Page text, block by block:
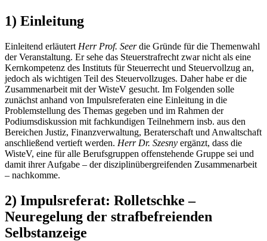
1) Einleitung
Einleitend erläutert Herr Prof. Seerdie Gründe für die Themenwahl
der Veranstaltung. Er sehe das Steuerstrafrecht zwar nicht als eine
Kernkompetenz des Instituts für Steuerrecht und Steuervollzug an,
jedoch als wichtigen Teil des Steuervollzuges. Daher habe er die
Zusammenarbeit mit der WisteV gesucht. Im Folgenden solle
zunächst anhand von Impulsreferaten eine Einleitung in die
Problemstellung des Themas gegeben und im Rahmen der
Podiumsdiskussion mit fachkundigen Teilnehmern insb. aus den
Bereichen Justiz, Finanzverwaltung, Beraterschaft und Anwaltschaft
anschließend vertieft werden. Herr Dr. Szesny ergänzt, dass die
WisteV, eine für alle Berufsgruppen offenstehende Gruppe sei und
damit ihrer Aufgabe – der disziplinübergreifenden Zusammenarbeit
– nachkomme.
2) Impulsreferat: Rolletschke –
Neuregelung der strafbefreienden
Selbstanzeige